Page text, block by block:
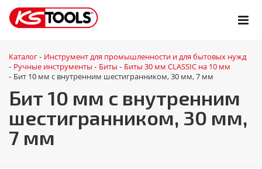
Каталог - Инструмент для промышленности и для бытовых нужд
- Ручные инструменты - Биты - Биты 30 мм CLASSIC на 10 мм
- Бит 10 мм с внутренним шестигранником, 30 мм, 7 мм
Бит 10 мм с внутренним
шестигранником, 30 мм,
7 мм